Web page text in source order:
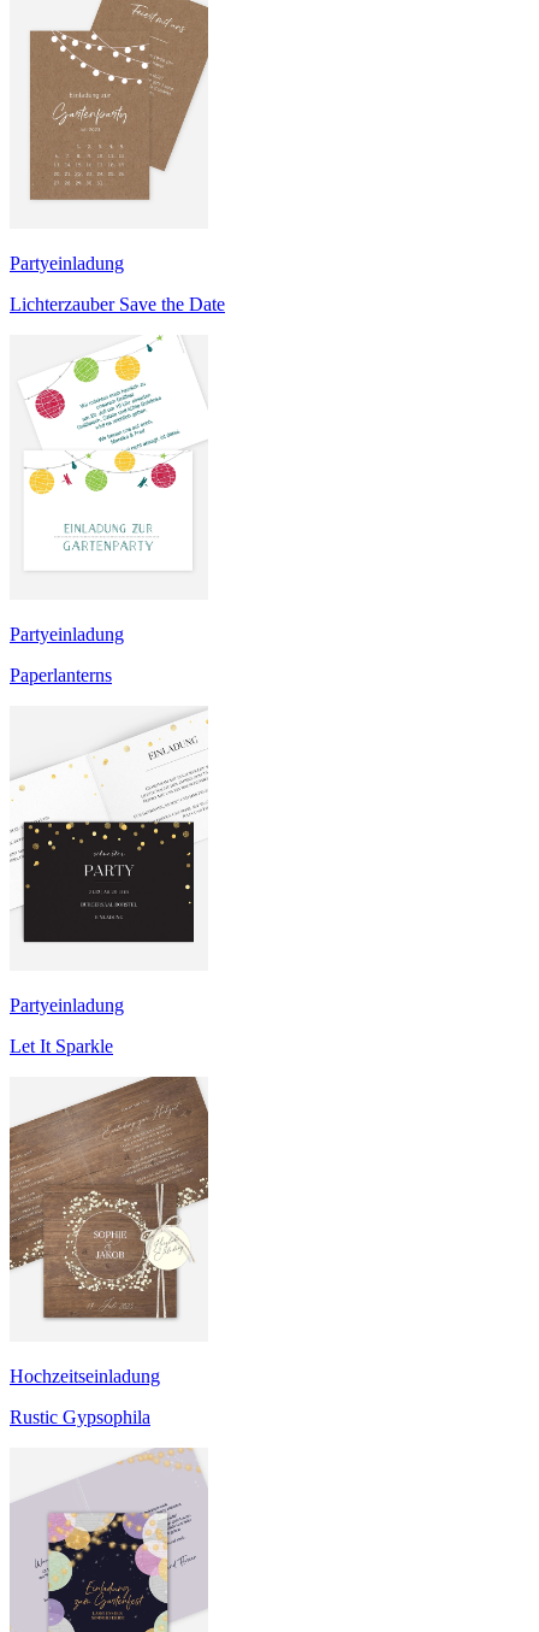
Partyeinladung
Lichterzauber Save the Date
Partyeinladung
Paperlanterns
Partyeinladung
Let It Sparkle
Hochzeitseinladung
Rustic Gypsophila